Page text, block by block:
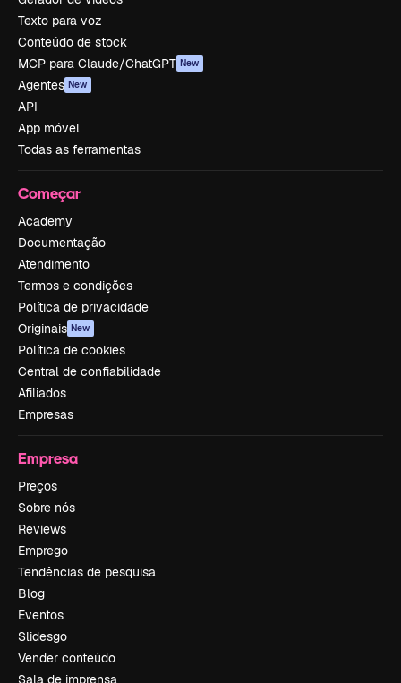
Texto para voz
Conteúdo de stock
MCP para Claude/ChatGPT New
Agentes New
API
App móvel
Todas as ferramentas
Começar
Academy
Documentação
Atendimento
Termos e condições
Política de privacidade
Originais New
Política de cookies
Central de confiabilidade
Afiliados
Empresas
Empresa
Preços
Sobre nós
Reviews
Emprego
Tendências de pesquisa
Blog
Eventos
Slidesgo
Vender conteúdo
Sala de imprensa